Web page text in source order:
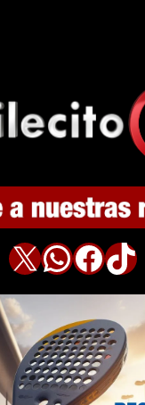
X WhatsApp Facebook TikTok